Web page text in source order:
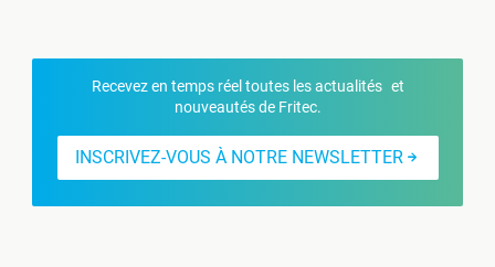
Recevez en temps réel toutes les actualités et
nouveautés de Fritec.
INSCRIVEZ-VOUS À NOTRE NEWSLETTER